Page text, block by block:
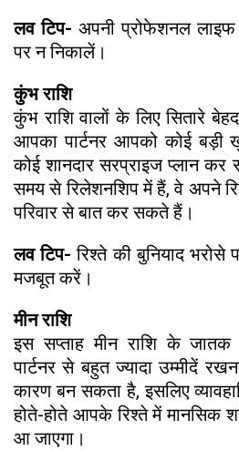
लव टिप- अपनी प्रोफेशनल लाइफ
पर न निकालें।
कुंभ राशि
कुंभ राशि वालों के लिए सितारे
आपका पार्टनर आपको कोई
कोई शानदार सरप्राइज प्लान
समय से रिलेशनशिप में हैं, वे अपने
परिवार से बात कर सकते हैं।
लव टिप-रिश्ते की बुनियाद भरोसे
मजबूत करें।
मीन राशि
इस सप्ताह मीन राशि के
पार्टनर से बहुत ज्यादा उम्मीदें
कारण बन सकता है, इसलिए
होते-होते आपके रिश्ते में मानसिक
आ जाएगा।